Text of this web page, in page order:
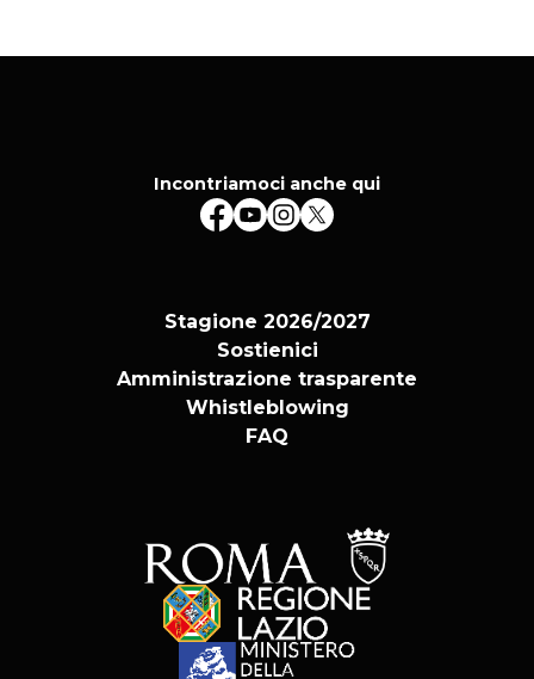
Incontriamoci anche qui
Stagione 2026/2027
Sostienici
Amministrazione trasparente
Whistleblowing
FAQ